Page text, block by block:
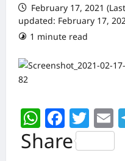
February 17, 2021 (Last
updated: February 17,
1 minute read
Share